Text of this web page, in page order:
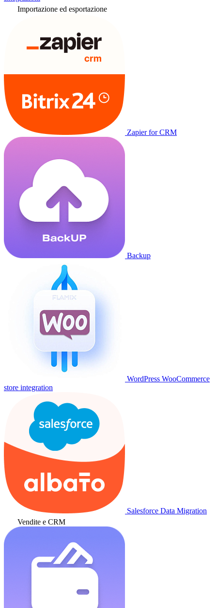
Importazione ed esportazione
Zapier for CRM
Backup
WordPress WooCommerce
store integration
Salesforce Data Migration
Vendite e CRM